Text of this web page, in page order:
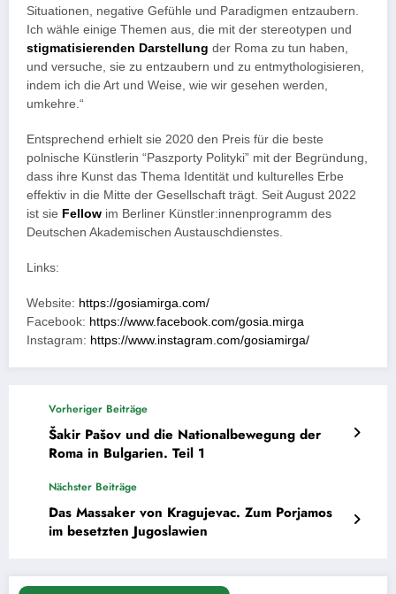
Situationen, negative Gefühle und Paradigmen entzaubern.
Ich wähle einige Themen aus, die mit der stereotypen und
stigmatisierenden Darstellung der Roma zu tun haben,
und versuche, sie zu entzaubern und zu entmythologisieren,
indem ich die Art und Weise, wie wir gesehen werden,
umkehre.“
Entsprechend erhielt sie 2020 den Preis für die beste
polnische Künstlerin “Paszporty Polityki” mit der Begründung,
dass ihre Kunst das Thema Identität und kulturelles Erbe
effektiv in die Mitte der Gesellschaft trägt. Seit August 2022
ist sie Fellow im Berliner Künstler:innenprogramm des
Deutschen Akademischen Austauschdienstes.
Links:
Website: https://gosiamirga.com/
Facebook: https://www.facebook.com/gosia.mirga
Instagram: https://www.instagram.com/gosiamirga/
Vorheriger Beiträge
Šakir Pašov und die Nationalbewegung der
Roma in Bulgarien. Teil 1
Nächster Beiträge
Das Massaker von Kragujevac. Zum Porjamos
im besetzten Jugoslawien